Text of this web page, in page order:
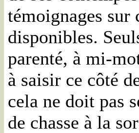
témoignages sur
disponibles.
parenté, à mi-
à saisir ce côté
cela ne doit pas
de chasse à la